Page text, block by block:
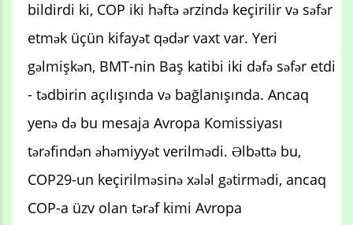
bildirdi ki, COP iki həftə ərzində keçirilir və səfər
etmək üçün kifayət qədər vaxt var. Yeri
gəlmişkən, BMT-nin Baş katibi iki dəfə səfər etdi
- tədbirin açılışında və bağlanışında. Ancaq
yenə də bu mesaja Avropa Komissiyası
tərəfindən əhəmiyyət verilmədi. Əlbəttə bu,
COP29-un keçirilməsinə xələl gətirmədi, ancaq
COP-a üzv olan tərəf kimi Avropa